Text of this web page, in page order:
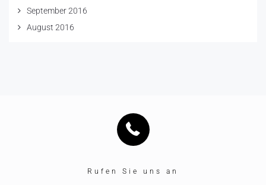
September 2016
August 2016
Rufen Sie uns an